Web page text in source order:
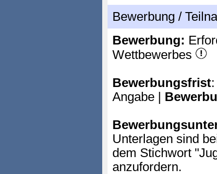
Bewerbung /
Bewerbung:
Wettbewerbes
Bewerbungsfrist
Angabe |
Unterlagen sind
dem Stichwort
anzufordern.